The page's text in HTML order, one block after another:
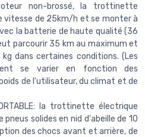
non-brossé, la trottinette
vitesse de 25km/h et se monter à
la batterie de haute qualité (36
parcourir 35 km au maximum et
dans certaines conditions. (Les
se varier en fonction des
de l'utilisateur, du climat et de
la trottinette électrique
solides en nid d'abeille de 10
des chocs avant et arrière, de